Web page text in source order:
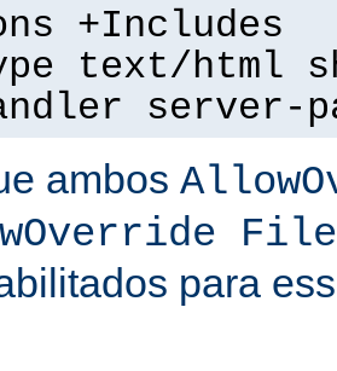
+Includes
text/html
server-
ambos
para